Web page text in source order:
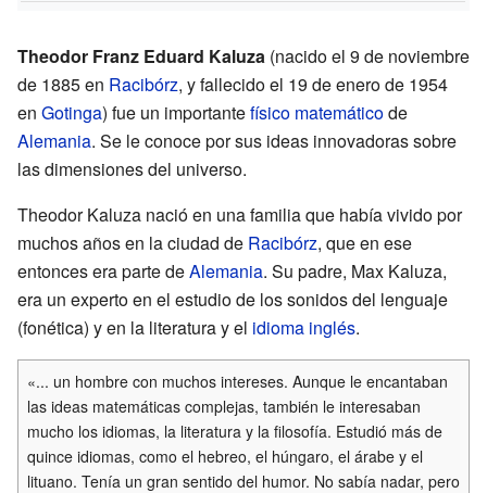
Theodor Franz Eduard Kaluza (nacido el 9 de noviembre
de 1885 en Racibórz, y fallecido el 19 de enero de 1954
en Gotinga) fue un importantefísico matemáticode
Alemania. Se le conoce por sus ideas innovadoras sobre
las dimensiones del universo.
Theodor Kaluza nació en una familia que había vivido por
muchos años en la ciudad de Racibórz, que en ese
entonces era parte deAlemania. Su padre, Max Kaluza,
era un experto en el estudio de los sonidos del lenguaje
(fonética) y en la literatura y el idioma inglés.
«... un hombre con muchos intereses. Aunque le encantaban
las ideas matemáticas complejas, también le interesaban
mucho los idiomas, la literatura y la filosofía. Estudió más de
quince idiomas, como el hebreo, el húngaro, el árabe y el
lituano. Tenía un gran sentido del humor. No sabía nadar, pero